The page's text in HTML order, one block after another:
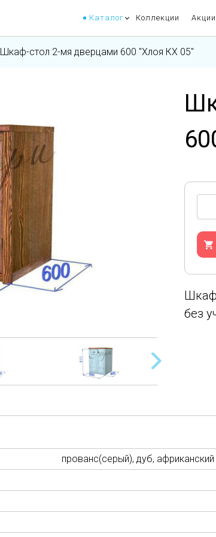
Каталог Коллекции Акции
Шкаф-стол 2-мя дверцами 600 "Хлоя КХ 05"
без
прованс(серый), дуб,